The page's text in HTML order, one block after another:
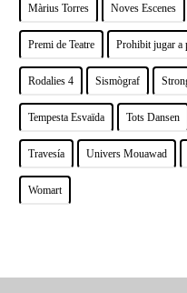
Màrius Torres Noves Escenes
Premi de Teatre Prohibit jugar a
Rodalies 4 Sismògraf
Tempesta Esvaïda Tots Dansen
Travesía Univers Mouawad
Womart